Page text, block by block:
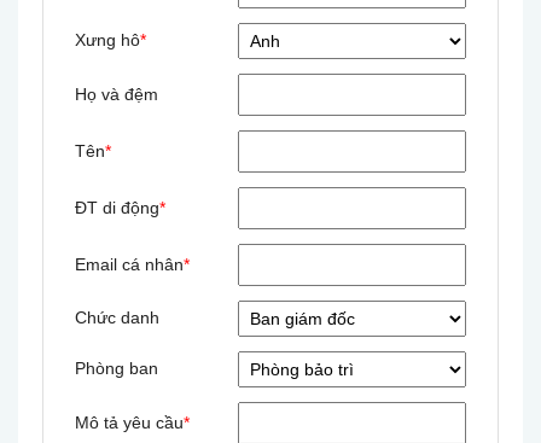
Xưng hô*
Họ và đệm
Tên*
ĐT di động*
Email cá nhân*
Chức danh
Phòng ban
Mô tả yêu cầu*